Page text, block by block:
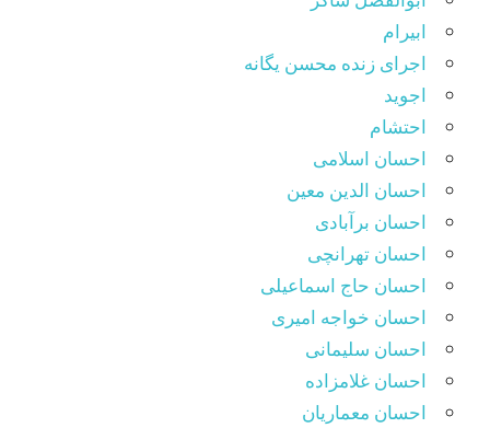
ابیرام
اجرای زنده محسن یگانه
اجوید
احتشام
احسان اسلامی
احسان الدین معین
احسان برآبادی
احسان تهرانچی
احسان حاج اسماعیلی
احسان خواجه امیری
احسان سلیمانی
احسان غلامزاده
احسان معماریان